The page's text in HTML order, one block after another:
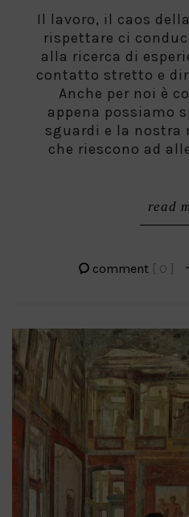
Il lavoro, il caos
rispettare ci
alla ricerca di
contatto stretto e
Anche per noi è
appena possiamo
sguardi e la nostra
che riescono ad
read
comment [ 0 ]